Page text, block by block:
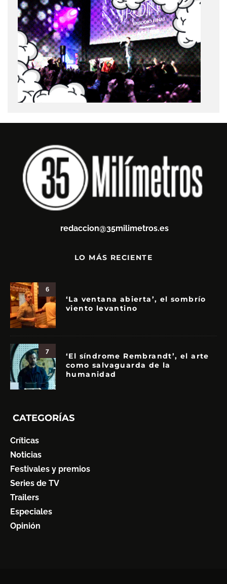
redaccion@35milimetros.es
LO MÁS RECIENTE
6
‘La ventana abierta’, el sombrío
viento levantino
7
‘El síndrome Rembrandt’, el arte
como salvaguarda de la
humanidad
CATEGORÍAS
Críticas
Noticias
Festivales y premios
Series de TV
Trailers
Especiales
Opinión